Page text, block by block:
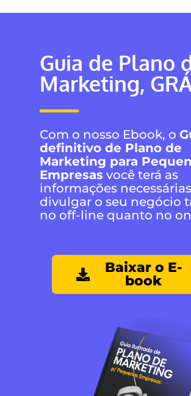
Guia de Plano
Marketing,
Com o nosso Ebook, o
definitivo de Plano de
Marketing para
Empresas você terá as
informações
divulgar o seu negócio
no off-line quanto no
Baixar o E-
book